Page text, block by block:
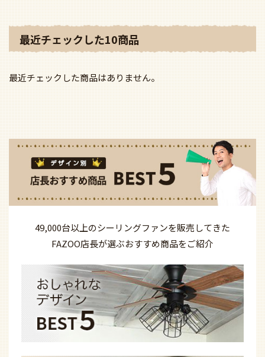
最近チェックした10商品
最近チェックした商品はありません。
49,000台以上のシーリングファンを販売してきた
FAZOO店長が選ぶおすすめ商品をご紹介